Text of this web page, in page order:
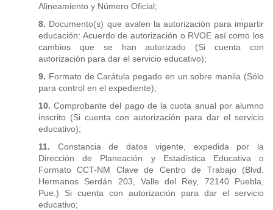
Alineamiento y Número Oficial;
8. Documento(s) que avalen la autorización para impartir
educación: Acuerdo de autorización o RVOE así como los
cambios que se han autorizado (Si cuenta con
autorización para dar el servicio educativo);
9. Formato de Carátula pegado en un sobre manila (Sólo
para control en el expediente);
10.Comprobante del pago de la cuota anual por alumno
inscrito (Si cuenta con autorización para dar el servicio
educativo);
11. Constancia de datos vigente, expedida por la
Dirección de Planeación y Estadística Educativa o
Formato CCT-NM Clave de Centro de Trabajo (Blvd.
Hermanos Serdán 203, Valle del Rey, 72140 Puebla,
Pue.) Si cuenta con autorización para dar el servicio
educativo;